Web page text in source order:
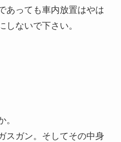
あっても車内放置はやは
しないで下さい。
。
スガン。そしてその中身